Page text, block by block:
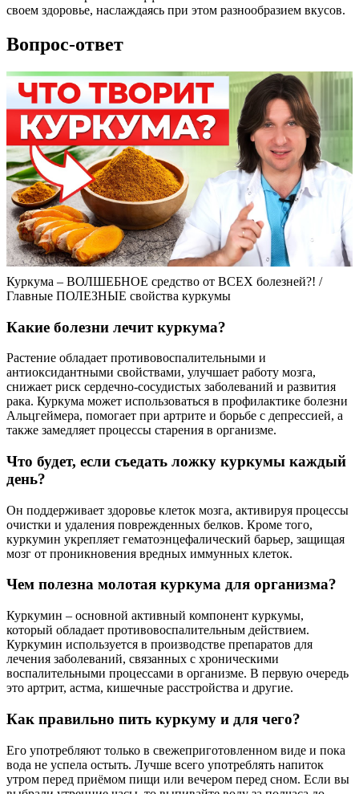
своем здоровье, наслаждаясь при этом разнообразием вкусов.
Вопрос-ответ
Куркума – ВОЛШЕБНОЕ средство от ВСЕХ болезней?! /
Главные ПОЛЕЗНЫЕ свойства куркумы
Какие болезни лечит куркума?
Растение обладает противовоспалительными и
антиоксидантными свойствами, улучшает работу мозга,
снижает риск сердечно-сосудистых заболеваний и развития
рака. Куркума может использоваться в профилактике болезни
Альцгеймера, помогает при артрите и борьбе с депрессией, а
также замедляет процессы старения в организме.
Что будет, если съедать ложку куркумы каждый
день?
Он поддерживает здоровье клеток мозга, активируя процессы
очистки и удаления поврежденных белков. Кроме того,
куркумин укрепляет гематоэнцефалический барьер, защищая
мозг от проникновения вредных иммунных клеток.
Чем полезна молотая куркума для организма?
Куркумин – основной активный компонент куркумы,
который обладает противовоспалительным действием.
Куркумин используется в производстве препаратов для
лечения заболеваний, связанных с хроническими
воспалительными процессами в организме. В первую очередь
это артрит, астма, кишечные расстройства и другие.
Как правильно пить куркуму и для чего?
Его употребляют только в свежеприготовленном виде и пока
вода не успела остыть. Лучше всего употреблять напиток
утром перед приёмом пищи или вечером перед сном. Если вы